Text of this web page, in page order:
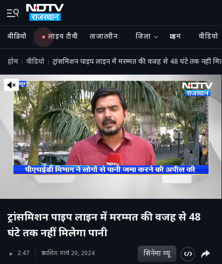
वीडियो लाइव टीवी ताजातरीन जिला क्राइम वीडियो
होम वीडियो ट्रांसमिशन पाइप लाइन में मरम्मत की वजह से 48 घंटे तक नहीं
ट्रांसमिशन पाइप लाइन में मरम्मत की वजह से 48
घंटे तक नहीं मिलेगा पानी
2:47 प्रकाशित: मार्च 20, 2024 सिनेमा व्‍यू